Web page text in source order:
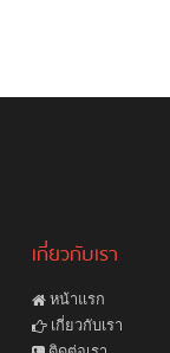
เกี่ยวกับเรา
หน้าแรก
เกี่ยวกับเรา